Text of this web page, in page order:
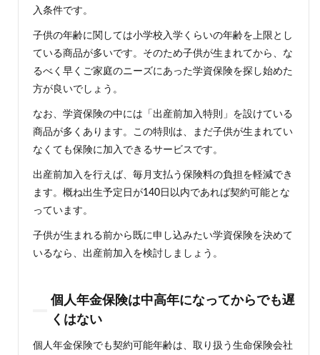
た、
で教
育資
金の
確保
は無
入条件です。
子供の年齢に関しては小学校入学くらいの年齢を上限とし
ている商品が多いです。そのため子供が生まれてから、な
るべく早くご家庭のニーズにあった学資保険を探し始めた
方が良いでしょう。
なお、学資保険の中には「出産前加入特則」を設けている
商品が多くあります。この特則は、まだ子供が生まれてい
なくても保険に加入できるサービスです。
出産前加入を行えば、毎月支払う保険料の負担を軽減でき
ます。概ね出生予定日が140日以内であれば契約可能とな
っています。
子供が生まれる前から既に申し込みたい学資保険を決めて
いるなら、出産前加入を検討しましょう。
個人年金保険は中高年になってからでも遅
くはない
個人年金保険でも契約可能年齢は、取り扱う生命保険会社